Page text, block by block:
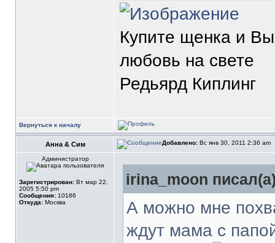
Купите щенка и
любовь на свете
Редьярд Киплинг
Вернуться к началу
Анна & Сим Добавлено: Вс янв 30, 2011 2:36 am
Администратор
Зарегистрирован: Вт мар 22,
2005 5:50 pm
Сообщения: 10186
Откуда: Москва
irina_moon
А можно мне
ждут мама с